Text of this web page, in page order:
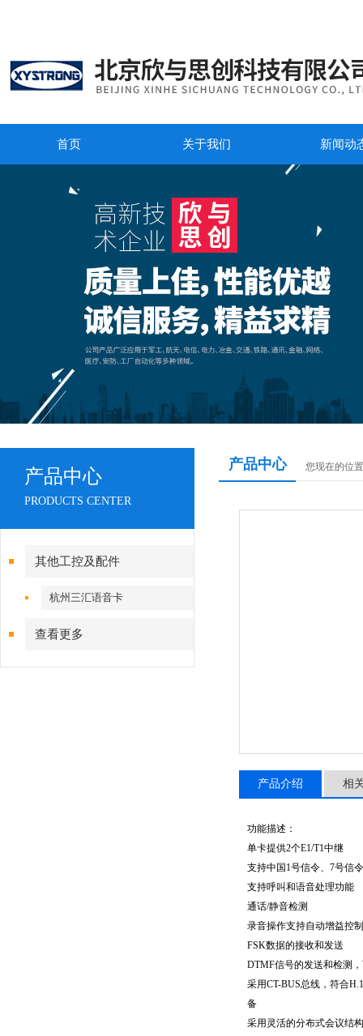
首页 关于我们 新闻动
产品中心
PRODUCTS CENTER
其他工控及配件
杭州三汇语音卡
查看更多
产品中心 您现在的位
产品介绍 相
功能描述：
单卡提供2个E1/T1中继
支持中国 1号信令、 7号信
支持呼叫和语音处理功能
通话/静音检测
录音操作支持自动增益控
FSK数据的接收和发送
DTMF信号的发送和检测
采用CT-BUS总线，符合
备
采用灵活的分布式会议结